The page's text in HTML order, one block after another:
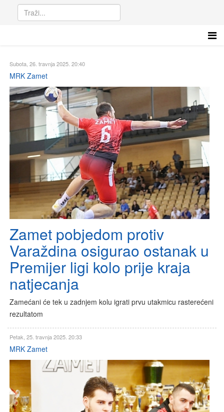
Subota, 26. travnja 2025. 20:40
MRK Zamet
Zamet pobjedom protiv
Varaždina osigurao ostanak u
Premijer ligi kolo prije kraja
natjecanja
Zamećani će tek u zadnjem kolu igrati prvu utakmicu rasterećeni
rezultatom
Petak, 25. travnja 2025. 20:33
MRK Zamet